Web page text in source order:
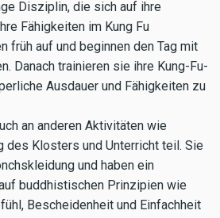
Disziplin, die sich auf ihre
Fähigkeiten im Kung Fu
früh auf und beginnen den Tag mit
Danach trainieren sie ihre Kung-Fu-
Ausdauer und Fähigkeiten zu
an anderen Aktivitäten wie
des Klosters und Unterricht teil. Sie
und haben ein
buddhistischen Prinzipien wie
Bescheidenheit und Einfachheit